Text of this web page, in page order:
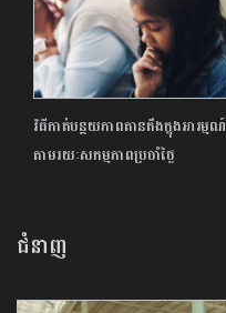
វិធី​កាត់បន្ថយ​ភាព​តានតឹង​ក្នុង​អារម្មណ៍
តាមរយៈ​សកម្មភាព​ប្រចាំ​ថ្ងៃ
ជំនាញ